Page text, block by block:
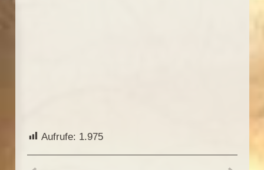
Aufrufe: 1.975